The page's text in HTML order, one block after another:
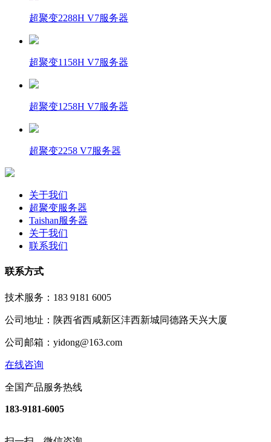
超聚变2288H V7服务器
超聚变1158H V7服务器
超聚变1258H V7服务器
超聚变2258 V7服务器
关于我们
超聚变服务器
Taishan服务器
关于我们
联系我们
联系方式
技术服务：183 9181 6005
公司地址：陕西省西咸新区沣西新城同德路天兴大厦
公司邮箱：yidong@163.com
在线咨询
全国产品服务热线
183-9181-6005